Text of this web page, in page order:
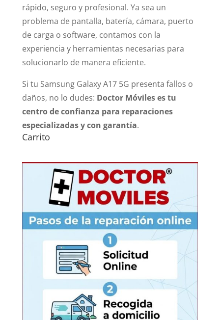
rápido, seguro y profesional. Ya sea un
problema de pantalla, batería, cámara, puerto
de carga o software, contamos con la
experiencia y herramientas necesarias para
solucionarlo de manera eficiente.
Si tu Samsung Galaxy A17 5G presenta fallos o
daños, no lo dudes: Doctor Móviles es tu
centro de confianza para reparaciones
especializadas y con garantía.
Carrito